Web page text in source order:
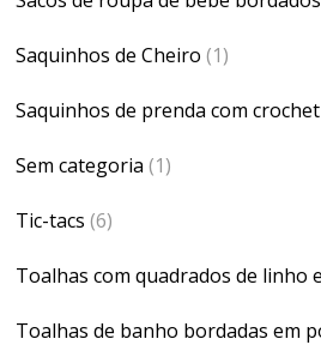
Saquinhos de Cheiro (1)
Saquinhos de prenda com crochet
Sem categoria (1)
Tic-tacs (6)
Toalhas com quadrados de linho
Toalhas de banho bordadas em